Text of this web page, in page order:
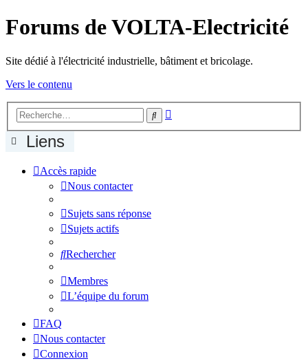
Forums de VOLTA-Electricité
Site dédié à l'électricité industrielle, bâtiment et bricolage.
Vers le contenu
Rechercher
Liens
Accès rapide
Nous contacter
Sujets sans réponse
Sujets actifs
Rechercher
Membres
L’équipe du forum
FAQ
Nous contacter
Connexion